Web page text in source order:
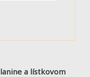
a lístkovom